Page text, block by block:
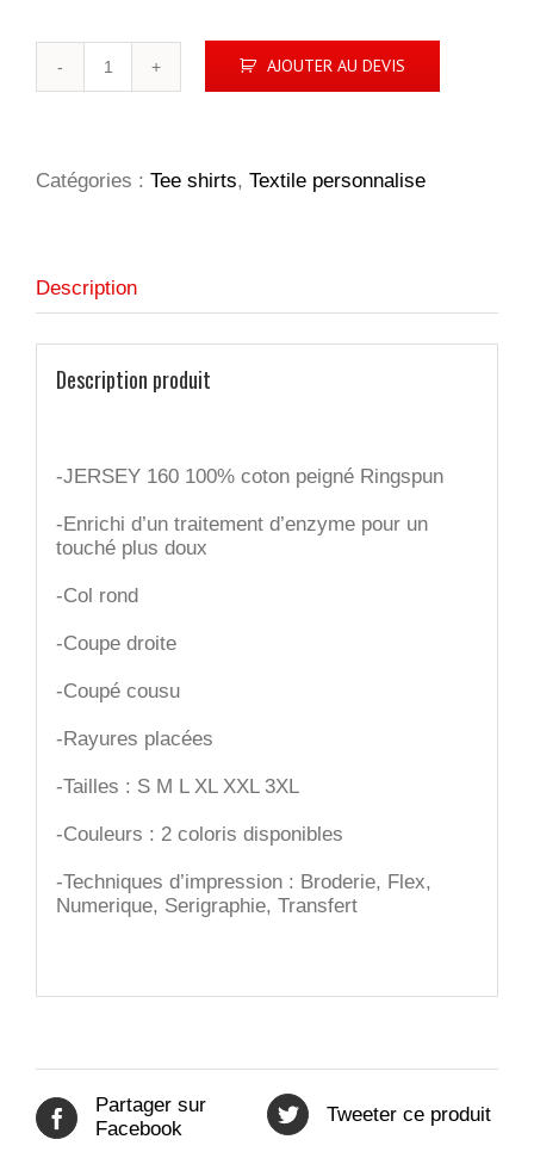
AJOUTER AU DEVIS
Catégories : Tee shirts, Textile personnalise
Description
Description produit
-JERSEY 160 100% coton peigné Ringspun
-Enrichi d’un traitement d’enzyme pour un
touché plus doux
-Col rond
-Coupe droite
-Coupé cousu
-Rayures placées
-Tailles : S M L XL XXL 3XL
-Couleurs : 2 coloris disponibles
-Techniques d’impression : Broderie, Flex,
Numerique, Serigraphie, Transfert
Partager sur
Facebook
Tweeter ce produit